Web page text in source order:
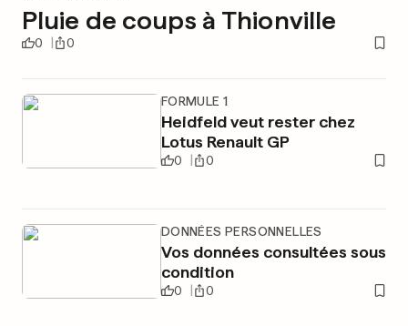
Pluie de coups à Thionville
0 0
FORMULE 1
Heidfeld veut rester chez
Lotus Renault GP
0 0
DONNÉES PERSONNELLES
Vos données consultées sous
condition
0 0